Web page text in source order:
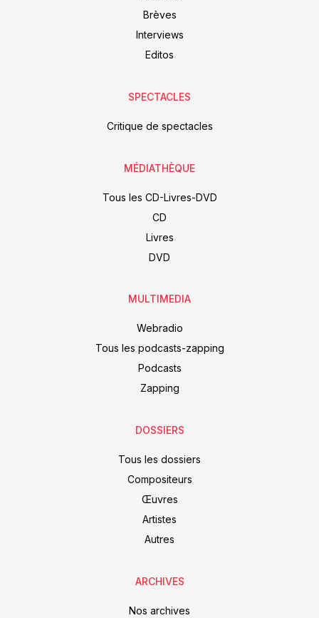
Brèves
Interviews
Editos
SPECTACLES
Critique de spectacles
MÉDIATHÈQUE
Tous les CD-Livres-DVD
CD
Livres
DVD
MULTIMEDIA
Webradio
Tous les podcasts-zapping
Podcasts
Zapping
DOSSIERS
Tous les dossiers
Compositeurs
Œuvres
Artistes
Autres
ARCHIVES
Nos archives